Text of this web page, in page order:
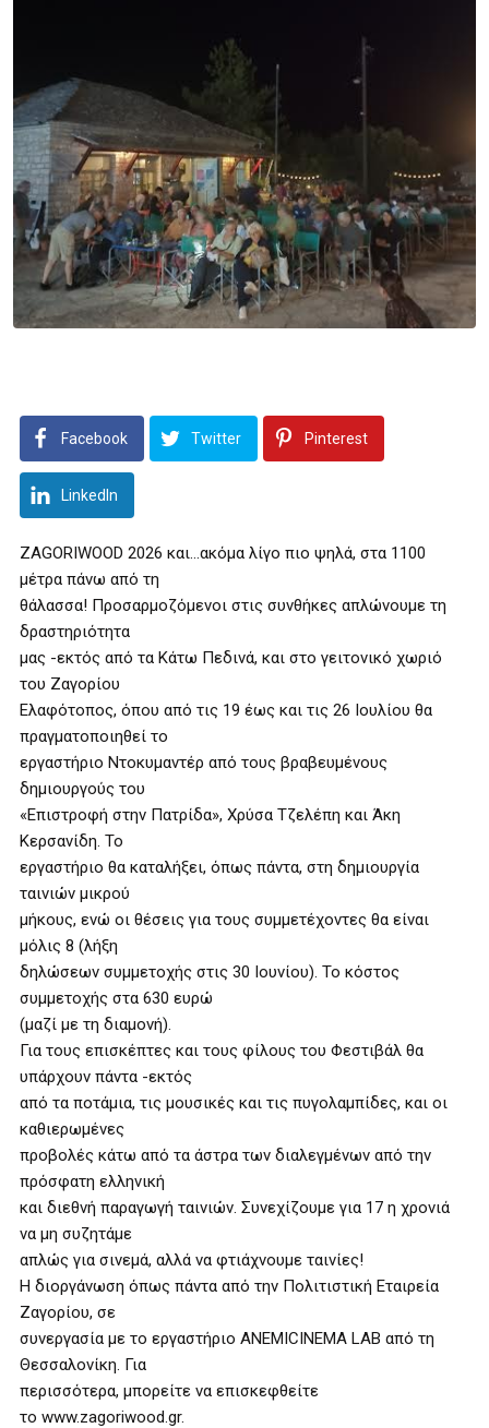
Facebook Twitter Pinterest
LinkedIn
ZAGORIWOOD 2026 και…ακόμα λίγο πιο ψηλά, στα 1100
μέτρα πάνω από τη
θάλασσα! Προσαρμοζόμενοι στις συνθήκες απλώνουμε τη
δραστηριότητα
μας -εκτός από τα Κάτω Πεδινά, και στο γειτονικό χωριό
του Ζαγορίου
Ελαφότοπος, όπου από τις 19 έως και τις 26 Ιουλίου θα
πραγματοποιηθεί το
εργαστήριο Ντοκυμαντέρ από τους βραβευμένους
δημιουργούς του
«Επιστροφή στην Πατρίδα», Χρύσα Τζελέπη και Άκη
Κερσανίδη. Το
εργαστήριο θα καταλήξει, όπως πάντα, στη δημιουργία
ταινιών μικρού
μήκους, ενώ οι θέσεις για τους συμμετέχοντες θα είναι
μόλις 8 (λήξη
δηλώσεων συμμετοχής στις 30 Ιουνίου). Το κόστος
συμμετοχής στα 630 ευρώ
(μαζί με τη διαμονή).
Για τους επισκέπτες και τους φίλους του Φεστιβάλ θα
υπάρχουν πάντα -εκτός
από τα ποτάμια, τις μουσικές και τις πυγολαμπίδες, και οι
καθιερωμένες
προβολές κάτω από τα άστρα των διαλεγμένων από την
πρόσφατη ελληνική
και διεθνή παραγωγή ταινιών. Συνεχίζουμε για 17 η χρονιά
να μη συζητάμε
απλώς για σινεμά, αλλά να φτιάχνουμε ταινίες!
H διοργάνωση όπως πάντα από την Πολιτιστική Εταιρεία
Ζαγορίου, σε
συνεργασία με το εργαστήριο ANEMICINEMA LAB από τη
Θεσσαλονίκη. Για
περισσότερα, μπορείτε να επισκεφθείτε
το www.zagoriwood.gr.